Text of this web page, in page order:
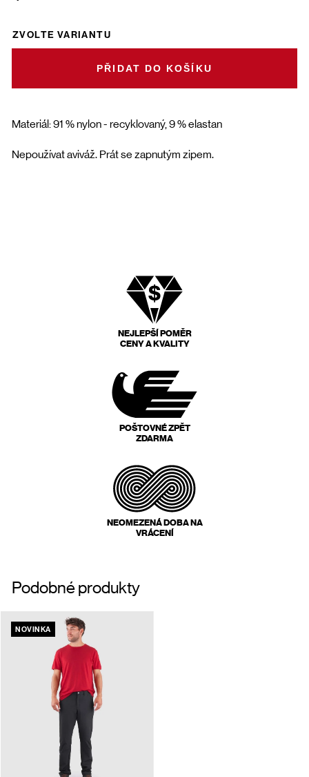
Materiál: 91 % nylon - recyklovaný, 9 % elastan
Nepoužívat aviváž. Prát se zapnutým zipem.
ZVOLTE VARIANTU
DO KOŠÍKU
NEJLEPŠÍ POMĚR
CENY A KVALITY
POŠTOVNÉ ZPĚT
ZDARMA
NEOMEZENÁ DOBA NA
VRÁCENÍ
Podobné produkty
NOVINKA